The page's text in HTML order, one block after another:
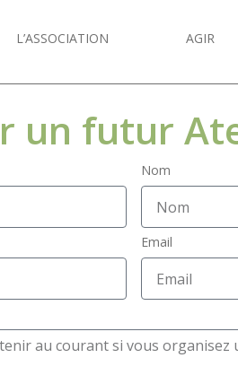
L’ASSOCIATION AGIR
un futur
Nom
Email